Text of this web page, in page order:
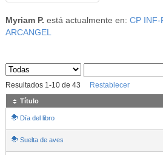
Myriam P. está actualmente en: CP INF-
ARCANGEL
Sus archivos
Resultados 1-10de 43 Restablecer
Título
Día del libro
Suelta de aves